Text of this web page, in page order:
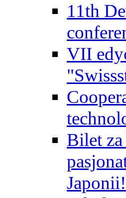
11th
VII
Bilet
Japonii!